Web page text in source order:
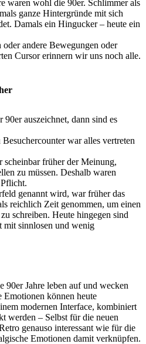
waren wohl die 90er. Schlimmer als
ganze Hintergründe mit sich
Damals ein Hingucker – heute ein
andere Bewegungen oder
Cursor erinnern wir uns noch alle.
90er auszeichnet, dann sind es
war alles vertreten
früher der Meinung,
zu müssen. Deshalb waren
genannt wird, war früher das
reichlich Zeit genommen, um einen
schreiben. Heute hingegen sind
mit sinnlosen und wenig
Jahre leben auf und wecken
Emotionen können heute
modernen Interface, kombiniert
werden – Selbst für die neuen
genauso interessant wie für die
Emotionen damit verknüpfen.